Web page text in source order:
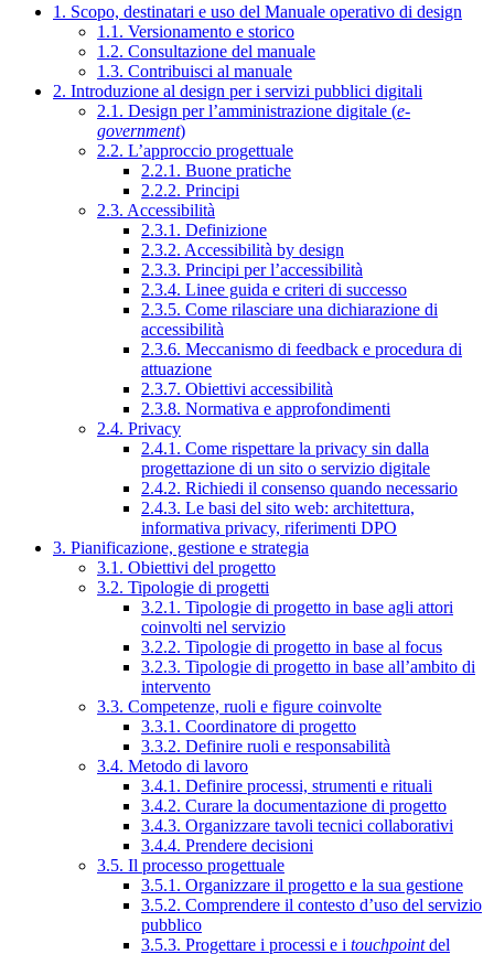
1. Scopo, destinatari e uso del Manuale operativo di design
1.1. Versionamento e storico
1.2. Consultazione del manuale
1.3. Contribuisci al manuale
2. Introduzione al design per i servizi pubblici digitali
2.1. Design per l’amministrazione digitale (e-
government)
2.2. L’approccio progettuale
2.2.1. Buone pratiche
2.2.2. Principi
2.3. Accessibilità
2.3.1. Definizione
2.3.2. Accessibilità by design
2.3.3. Principi per l’accessibilità
2.3.4. Linee guida e criteri di successo
2.3.5. Come rilasciare una dichiarazione di
accessibilità
2.3.6. Meccanismo di feedback e procedura di
attuazione
2.3.7. Obiettivi accessibilità
2.3.8. Normativa e approfondimenti
2.4. Privacy
2.4.1. Come rispettare la privacy sin dalla
progettazione di un sito o servizio digitale
2.4.2. Richiedi il consenso quando necessario
2.4.3. Le basi del sito web: architettura,
informativa privacy, riferimenti DPO
3. Pianificazione, gestione e strategia
3.1. Obiettivi del progetto
3.2. Tipologie di progetti
3.2.1. Tipologie di progetto in base agli attori
coinvolti nel servizio
3.2.2. Tipologie di progetto in base al focus
3.2.3. Tipologie di progetto in base all’ambito di
intervento
3.3. Competenze, ruoli e figure coinvolte
3.3.1. Coordinatore di progetto
3.3.2. Definire ruoli e responsabilità
3.4. Metodo di lavoro
3.4.1. Definire processi, strumenti e rituali
3.4.2. Curare la documentazione di progetto
3.4.3. Organizzare tavoli tecnici collaborativi
3.4.4. Prendere decisioni
3.5. Il processo progettuale
3.5.1. Organizzare il progetto e la sua gestione
3.5.2. Comprendere il contesto d’uso del servizio
pubblico
3.5.3. Progettare i processi e i touchpointdel